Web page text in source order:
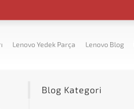
Lenovo Yedek Parça Lenovo Blog
Blog Kategori